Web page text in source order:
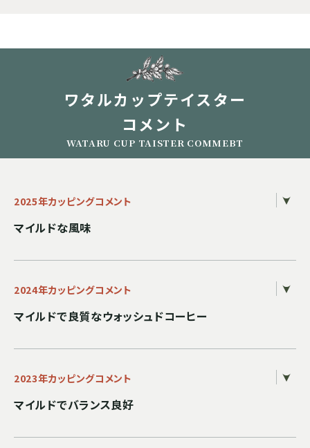
ワタルカップテイスター
コメント
WATARU CUP TAISTER COMMEBT
2025年カッピングコメント
マイルドな風味
2024年カッピングコメント
マイルドで良質なウォッシュドコーヒー
2023年カッピングコメント
マイルドでバランス良好